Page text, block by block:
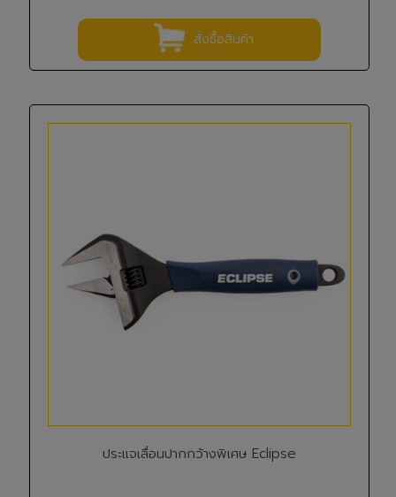
สั่งซื้อสินค้า
ประแจเลื่อนปากกว้างพิเศษ Eclipse